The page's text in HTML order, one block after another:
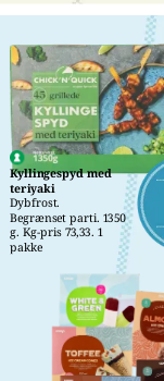
Kyllingespyd med
teriyaki
Dybfrost.
Begrænset parti. 1350
g. Kg-pris 73,33. 1
pakke